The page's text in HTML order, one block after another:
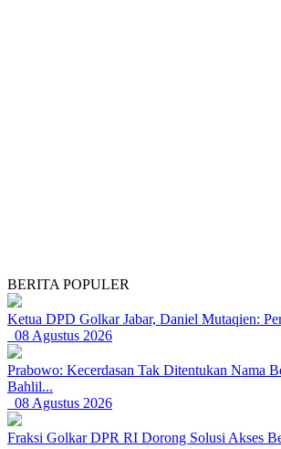
BERITA POPULER
Ketua DPD Golkar Jabar, Daniel Mutaqien:
08 Agustus 2026
Prabowo: Kecerdasan Tak Ditentukan Nama
Bahlil...
08 Agustus 2026
Fraksi Golkar DPR RI Dorong Solusi Akses